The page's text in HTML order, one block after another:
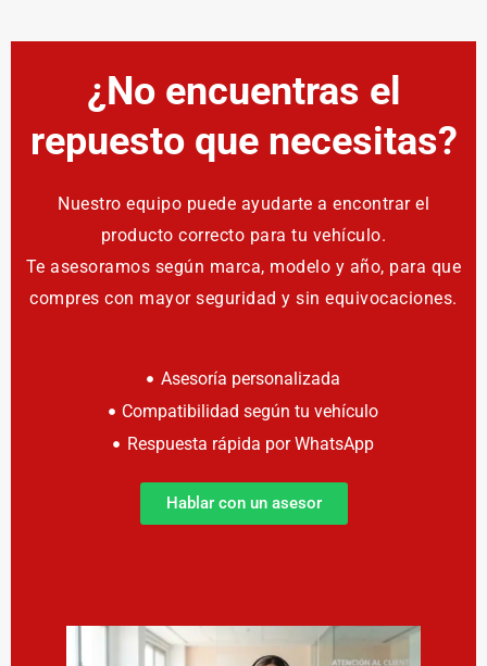
¿No encuentras el
repuesto que necesitas?
Nuestro equipo puede ayudarte a encontrar el
producto correcto para tu vehículo.
Te asesoramos según marca, modelo y año, para que
compres con mayor seguridad y sin equivocaciones.
Asesoría personalizada
Compatibilidad según tu vehículo
Respuesta rápida por WhatsApp
Hablar con un asesor